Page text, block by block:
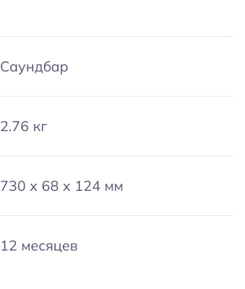
Саундбар
2.76 кг
730 x 68 x 124 мм
12 месяцев